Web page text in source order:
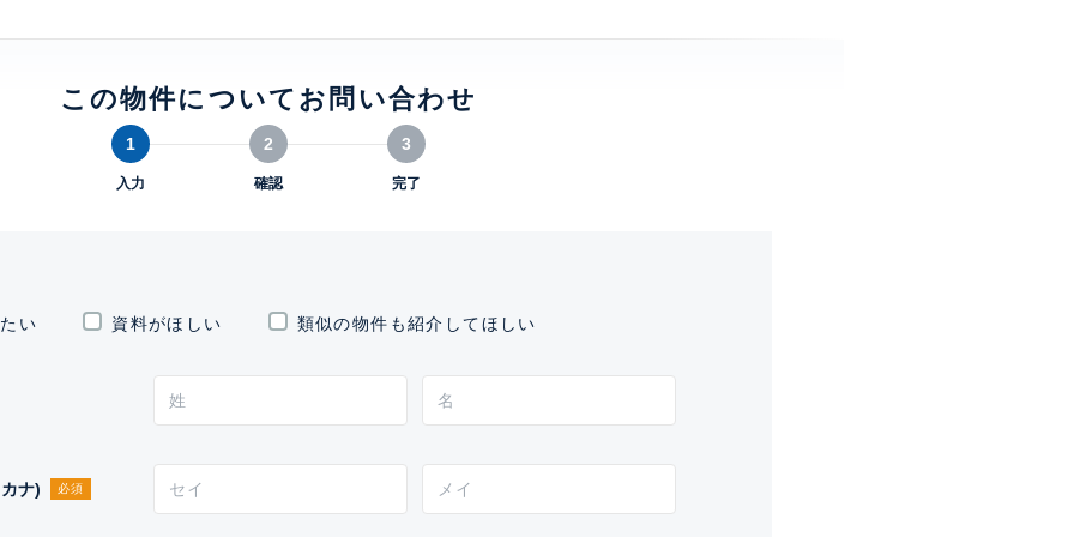
この物件についてお問い合わせ
1
入力
2
確認
3
完了
い 資料がほしい 類似の物件も紹介してほしい
ナ) 必須